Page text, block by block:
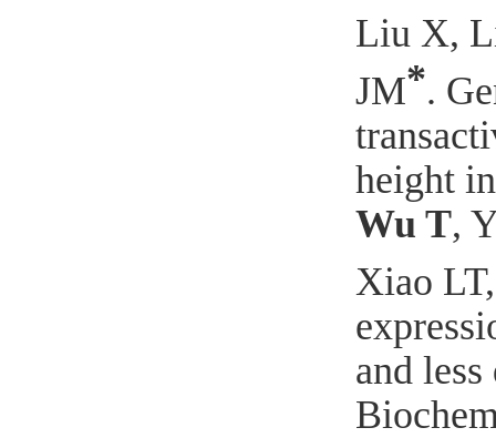
Liu X,
JM*.
height
Wu T,
Xiao
and